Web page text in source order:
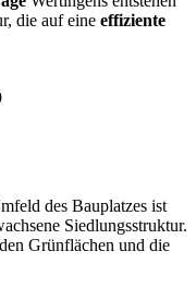
die auf eine effiziente
des Bauplatzes ist
Siedlungsstruktur.
Grünflächen und die